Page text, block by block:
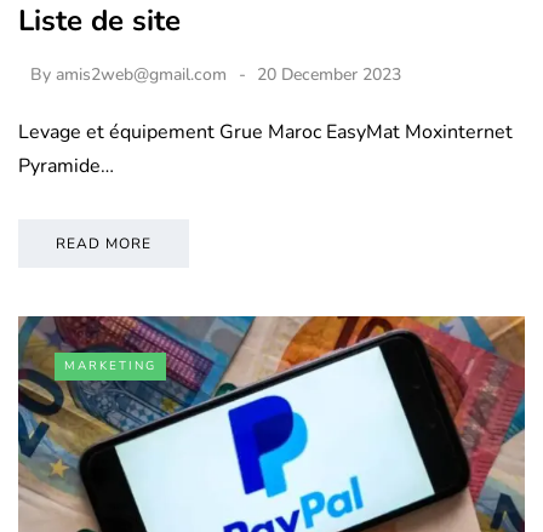
Liste de site
By amis2web@gmail.com 20 December 2023
Levage et équipement Grue Maroc EasyMat Moxinternet
Pyramide…
READ MORE
MARKETING